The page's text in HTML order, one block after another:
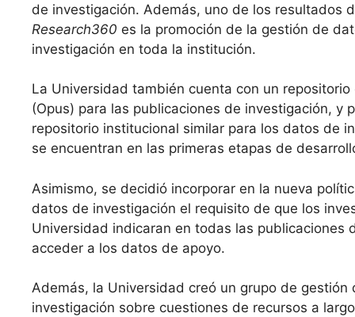
de investigación. Además, uno de los resultados
Research360 es la promoción de la gestión de
investigación en toda la institución.
La Universidad también cuenta con un
(Opus) para las publicaciones de investigación, y
repositorio institucional similar para los datos de
se encuentran en las primeras etapas de
Asimismo, se decidió incorporar en la nueva
datos de investigación el requisito de que los
Universidad indicaran en todas las publicaciones
acceder a los datos de apoyo.
Además, la Universidad creó un grupo de gestión
investigación sobre cuestiones de recursos a